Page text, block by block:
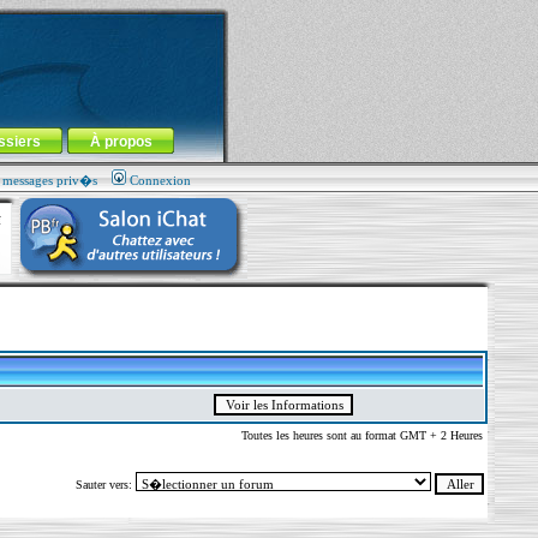
À propos
priv�s Connexion
Toutes les heures sont au format GMT + 2 Heures
Sauter vers: